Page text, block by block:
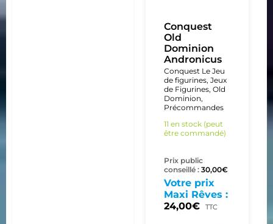
Conquest
Old
Dominion
Andronicus
Conquest Le Jeu
de figurines, Jeux
de Figurines, Old
Dominion,
Précommandes
11 en stock (peut
être commandé)
Prix public
conseillé : 30,00€
Votre prix
Maxi Rêves :
24,00€ TTC